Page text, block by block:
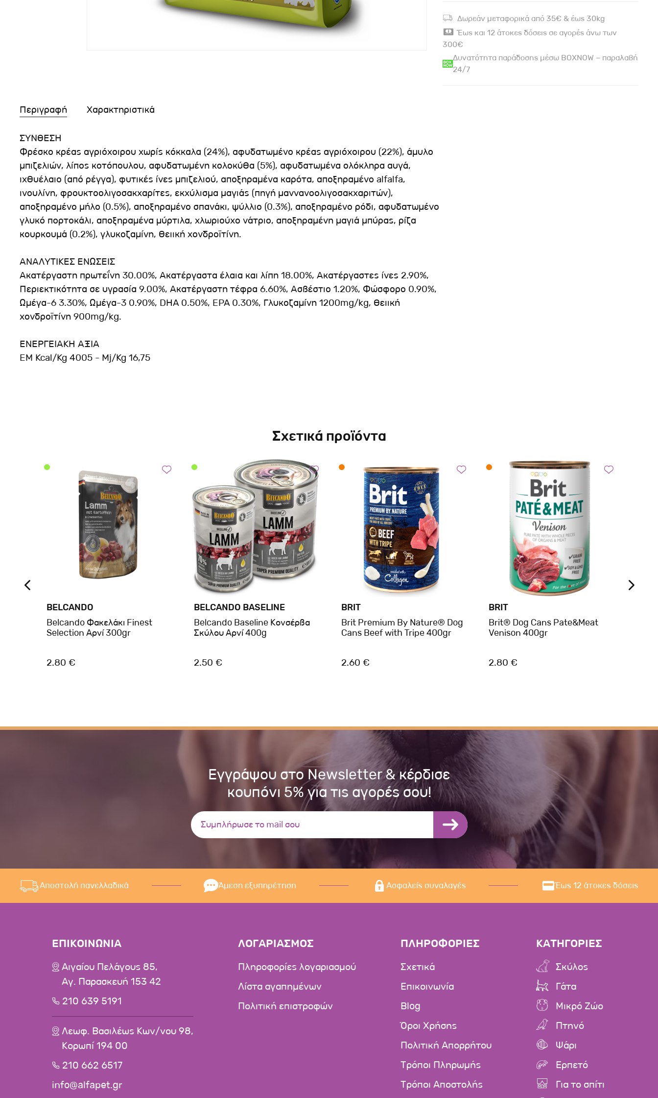
Δωρεάν μεταφορικά από 35€ & έως 30kg
Έως και 12 άτοκες δόσεις σε αγορές άνω των
300€
Δυνατότητα παράδοσης μέσω BOXNOW – παραλαβή
24/7
Περιγραφή Χαρακτηριστικά
ΣΥΝΘΕΣΗ
Φρέσκο κρέας αγριόχοιρου χωρίς κόκκαλα (24%), αφυδατωμένο κρέας αγριόχοιρου (22%), άμυλο
μπιζελιών, λίπος κοτόπουλου, αφυδατωμένη κολοκύθα (5%), αφυδατωμένα ολόκληρα αυγά,
ιχθυέλαιο (από ρέγγα), φυτικές ίνες μπιζελιού, αποξηραμένα καρότα, αποξηραμένο alfalfa,
ινουλίνη, φρουκτοολιγοσακχαρίτες, εκχύλισμα μαγιάς (πηγή μαννανοολιγοσακχαριτών),
αποξηραμένο μήλο (0.5%), αποξηραμένο σπανάκι, ψύλλιο (0.3%), αποξηραμένο ρόδι, αφυδατωμένο
γλυκό πορτοκάλι, αποξηραμένα μύρτιλα, χλωριούχο νάτριο, αποξηραμένη μαγιά μπύρας, ρίζα
κουρκουμά (0.2%), γλυκοζαμίνη, θειική χονδροϊτίνη.
ΑΝΑΛΥΤΙΚΕΣ ΕΝΩΣΕΙΣ
Ακατέργαστη πρωτεΐνη 30.00%, Ακατέργαστα έλαια και λίπη 18.00%, Ακατέργαστες ίνες 2.90%,
Περιεκτικότητα σε υγρασία 9.00%, Ακατέργαστη τέφρα 6.60%, Ασβέστιο 1.20%, Φώσφορο 0.90%,
Ωμέγα-6 3.30%, Ωμέγα-3 0.90%, DHA 0.50%, EPA 0.30%, Γλυκοζαμίνη 1200mg/kg, Θειική
χονδροϊτίνη 900mg/kg.
ΕΝΕΡΓΕΙΑΚΗ ΑΞΙΑ
EM Kcal/Kg 4005 - Mj/Kg 16,75
Σχετικά προϊόντα
BELCANDO
Belcando Φακελάκι Finest
Selection Αρνί 300gr
2.80 €
BELCANDO BASELINE
Belcando Baseline Κονσέρβα
Σκύλου Αρνί 400g
2.50 €
BRIT
Brit Premium By Nature® Dog
Cans Beef with Tripe 400gr
2.60 €
BRIT
Brit® Dog Cans Pate&Meat
Venison 400gr
2.80 €
Εγγράψου στο Newsletter & κέρδισε
κουπόνι 5% για τις αγορές σου!
Αποστολή πανελλαδικά Άμεση εξυπηρέτηση Ασφαλείς συναλαγές Έως 12 άτοκες δόσεις
ΕΠΙΚΟΙΝΩΝΙΑ
Αιγαίου Πελάγους 85,
Αγ. Παρασκευή 153 42
210 639 5191
Λεωφ. Βασιλέως Κων/νου 98,
Κορωπί 194 00
210 662 6517
info@alfapet.gr
ΛΟΓΑΡΙΑΣΜΟΣ
Πληροφορίες λογαριασμού
Λίστα αγαπημένων
Πολιτική επιστροφών
ΠΛΗΡΟΦΟΡΙΕΣ
Σχετικά
Επικοινωνία
Blog
Όροι Χρήσης
Πολιτική Απορρήτου
Τρόποι Πληρωμής
Τρόποι Αποστολής
ΚΑΤΗΓΟΡΙΕΣ
Σκύλος
Γάτα
Μικρό Ζώο
Πτηνό
Ψάρι
Ερπετό
Για το σπίτι